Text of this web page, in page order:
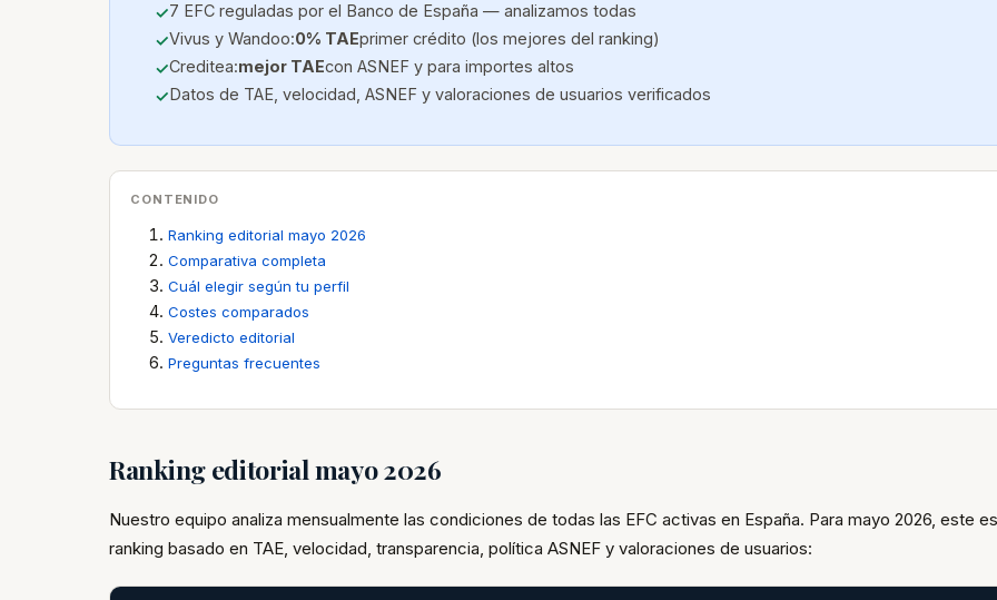
7 EFC reguladas por el Banco de España — analizamos todas
Vivus y Wandoo:0% TAEprimer crédito (los mejores del ranking)
Creditea:mejor TAEcon ASNEF y para importes altos
Datos de TAE, velocidad, ASNEF y valoraciones de usuarios verificados
CONTENIDO
Ranking editorial mayo 2026
Comparativa completa
Cuál elegir según tu perfil
Costes comparados
Veredicto editorial
Preguntas frecuentes
Ranking editorial mayo 2026
Nuestro equipo analiza mensualmente las condiciones de todas las EFC activas en España. Para mayo 2026, este
ranking basado en TAE, velocidad, transparencia, política ASNEF y valoraciones de usuarios: